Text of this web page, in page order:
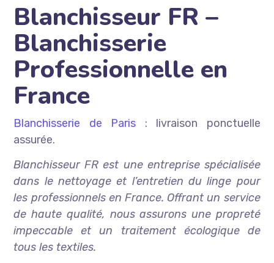
Blanchisseur FR –
Blanchisserie
Professionnelle en
France
Blanchisserie de Paris : livraison ponctuelle
assurée.
Blanchisseur FR est une entreprise spécialisée
dans le nettoyage et l’entretien du linge pour
les professionnels en France. Offrant un service
de haute qualité, nous assurons une propreté
impeccable et un traitement écologique de
tous les textiles.